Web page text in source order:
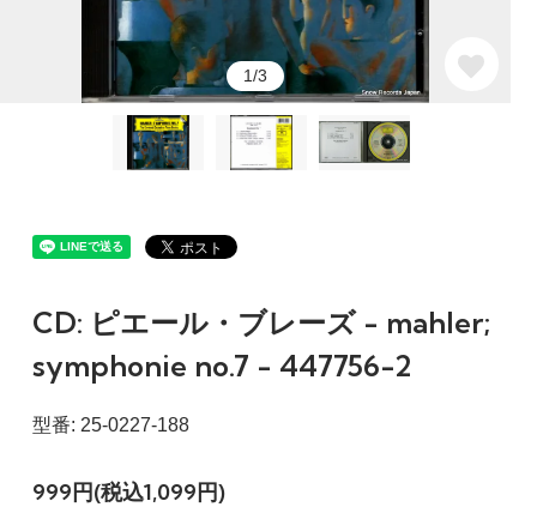
1/3
CD: ピエール・ブレーズ - mahler;
symphonie no.7 - 447756-2
型番: 25-0227-188
999円(税込1,099円)